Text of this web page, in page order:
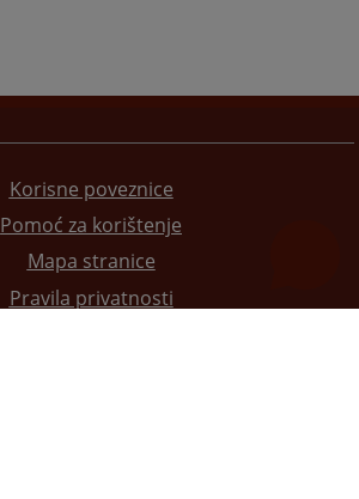
Korisne poveznice
Pomoć za korištenje
Mapa stranice
Pravila privatnosti